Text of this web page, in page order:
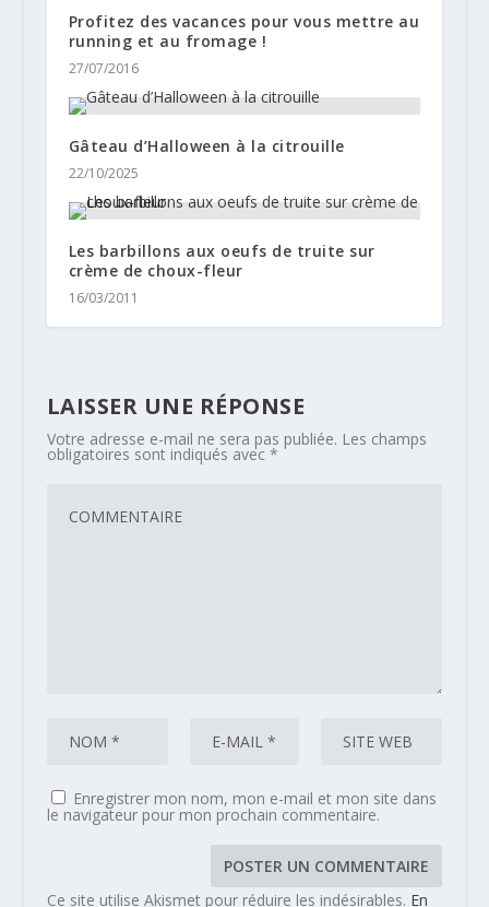
Profitez des vacances pour vous mettre au
running et au fromage !
27/07/2016
Gâteau d’Halloween à la citrouille
22/10/2025
Les barbillons aux oeufs de truite sur
crème de choux-fleur
16/03/2011
LAISSER UNE RÉPONSE
Votre adresse e-mail ne sera pas publiée. Les champs
obligatoires sont indiqués avec *
Enregistrer mon nom, mon e-mail et mon site dans
le navigateur pour mon prochain commentaire.
Ce site utilise Akismet pour réduire les indésirables. En